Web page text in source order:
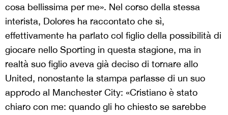
cosa bellissima per me». Nel corso della stessa
interista, Dolores ha raccontato che sì,
effettivamente ha parlato col figlio della possibilità di
giocare nello Sporting in questa stagione, ma in
realtà suo figlio aveva già deciso di tornare allo
United, nonostante la stampa parlasse di un suo
approdo al Manchester City: «Cristiano è stato
chiaro con me: quando gli ho chiesto se sarebbe